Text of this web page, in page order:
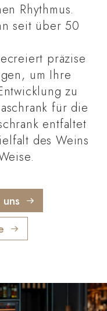
Rhythmus.
seit über 50
präzise
um Ihre
zu
für die
entfaltet
des Weins